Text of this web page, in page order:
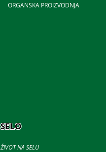
ORGANSKA PROIZVODNJA
SELO
ŽIVOT NA SELU